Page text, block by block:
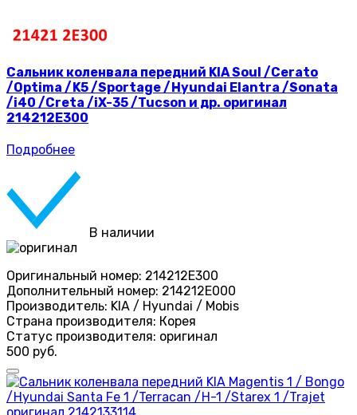
Сальник коленвала передний KIA Soul /Cerato
/Optima /K5 /Sportage /Hyundai Elantra /Sonata
/i40 /Creta /iX-35 /Tucson и др. оригинал
214212E300
Подробнее
В наличии
Оригинальный номер: 214212E300
Дополнительный номер: 214212E000
Производитель: KIA / Hyundai / Mobis
Страна производителя: Корея
Статус производителя: оригинал
500 руб.